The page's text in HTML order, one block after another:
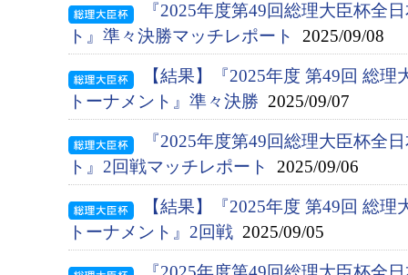
『2025年度第49回総理大臣杯全
ト』準々決勝マッチレポート
2025/09/08
【結果】『2025年度 第49回 総
トーナメント』準々決勝 2025/09/07
『2025年度第49回総理大臣杯全
ト』2回戦マッチレポート
2025/09/06
【結果】『2025年度 第49回 総
トーナメント』2回戦 2025/09/05